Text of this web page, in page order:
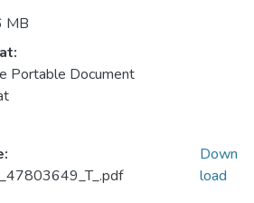
MB
Portable Document
Down
load